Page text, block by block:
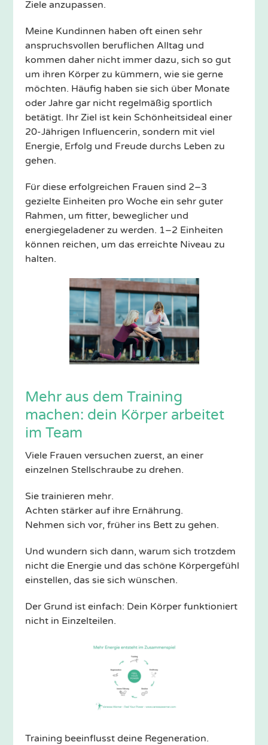
Ziele anzupassen.
Meine Kundinnen haben oft einen sehr
anspruchsvollen beruflichen Alltag und
kommen daher nicht immer dazu, sich so gut
um ihren Körper zu kümmern, wie sie gerne
möchten. Häufig haben sie sich über Monate
oder Jahre gar nicht regelmäßig sportlich
betätigt. Ihr Ziel ist kein Schönheitsideal einer
20-Jährigen Influencerin, sondern mit viel
Energie, Erfolg und Freude durchs Leben zu
gehen.
Für diese erfolgreichen Frauen sind 2–3
gezielte Einheiten pro Woche ein sehr guter
Rahmen, um fitter, beweglicher und
energiegeladener zu werden. 1–2 Einheiten
können reichen, um das erreichte Niveau zu
halten.
Mehr aus dem Training
machen: dein Körper arbeitet
im Team
Viele Frauen versuchen zuerst, an einer
einzelnen Stellschraube zu drehen.
Sie trainieren mehr.
Achten stärker auf ihre Ernährung.
Nehmen sich vor, früher ins Bett zu gehen.
Und wundern sich dann, warum sich trotzdem
nicht die Energie und das schöne Körpergefühl
einstellen, das sie sich wünschen.
Der Grund ist einfach: Dein Körper funktioniert
nicht in Einzelteilen.
Training beeinflusst deine Regeneration.